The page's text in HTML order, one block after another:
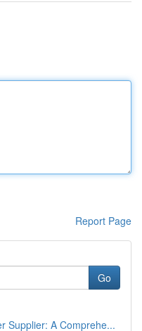
Report Page
Go
Supplier: A Comprehe...